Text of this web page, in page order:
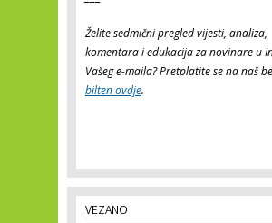
Želite sedmični pregled vijesti, analiza,
komentara i edukacija za novinare u
Vašeg e-maila? Pretplatite se na naš
bilten ovdje.
VEZANO